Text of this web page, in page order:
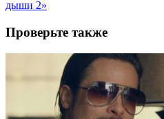
дыши 2»
Проверьте также